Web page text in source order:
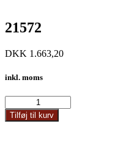
21572
DKK 1.663,20
inkl. moms
antal
Tilføj til kurv